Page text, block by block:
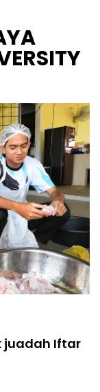
juadah Iftar